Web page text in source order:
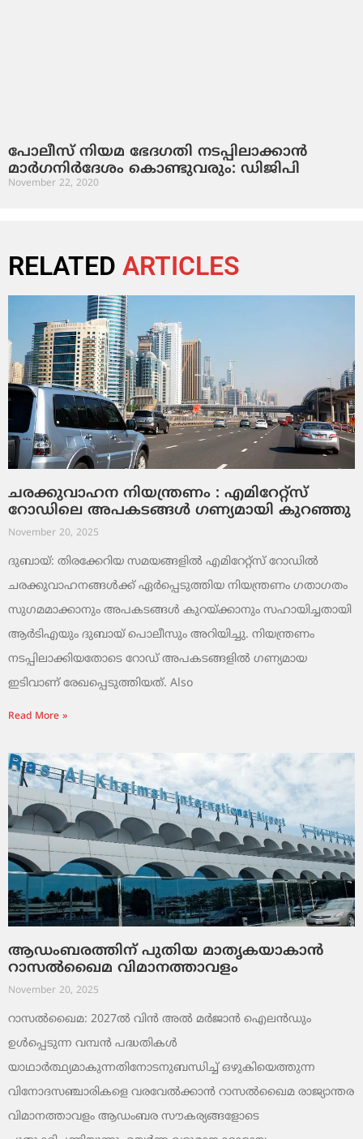
പോലീസ് നിയമ ഭേദഗതി നടപ്പിലാക്കാന്‍
മാര്‍ഗനിര്‍ദേശം കൊണ്ടുവരും: ഡിജിപി
November 22, 2020
RELATED ARTICLES
ചരക്കുവാഹന നിയന്ത്രണം : എമിറേറ്റ്സ്
റോഡിലെ അപകടങ്ങൾ ഗണ്യമായി കുറഞ്ഞു
November 20, 2025
ദുബായ്: തിരക്കേറിയ സമയങ്ങളിൽ എമിറേറ്റ്സ് റോഡിൽ
ചരക്കുവാഹനങ്ങൾക്ക് ഏർപ്പെടുത്തിയ നിയന്ത്രണം ഗതാഗതം
സുഗമമാക്കാനും അപകടങ്ങൾ കുറയ്ക്കാനും സഹായിച്ചതായി
ആർടിഎയും ദുബായ് പൊലീസും അറിയിച്ചു. നിയന്ത്രണം
നടപ്പിലാക്കിയതോടെ റോഡ് അപകടങ്ങളിൽ ഗണ്യമായ
ഇടിവാണ് രേഖപ്പെടുത്തിയത്. Also
Read More »
ആഡംബരത്തിന് പുതിയ മാതൃകയാകാൻ
റാസൽഖൈമ വിമാനത്താവളം
November 20, 2025
റാസൽഖൈമ: 2027ൽ വിൻ അൽ മർജാൻ ഐലൻഡും
ഉൾപ്പെടുന്ന വമ്പൻ പദ്ധതികൾ
യാഥാർത്ഥ്യമാകുന്നതിനോടനുബന്ധിച്ച് ഒഴുകിയെത്തുന്ന
വിനോദസഞ്ചാരികളെ വരവേൽക്കാൻ റാസൽഖൈമ രാജ്യാന്തര
വിമാനത്താവളം ആഡംബര സൗകര്യങ്ങളോടെ